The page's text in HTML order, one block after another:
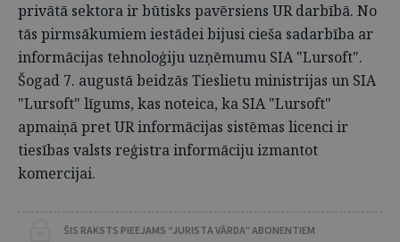
privātā sektora ir būtisks pavērsiens UR darbībā. No
tās pirmsākumiem iestādei bijusi cieša sadarbība ar
informācijas tehnoloģiju uzņēmumu SIA "Lursoft".
Šogad 7. augustā beidzās Tieslietu ministrijas un SIA
"Lursoft" līgums, kas noteica, ka SIA "Lursoft"
apmaiņā pret UR informācijas sistēmas licenci ir
tiesības valsts reģistra informāciju izmantot
komercijai.
ŠIS RAKSTS PIEEJAMS “JURISTA VĀRDA” ABONENTIEM